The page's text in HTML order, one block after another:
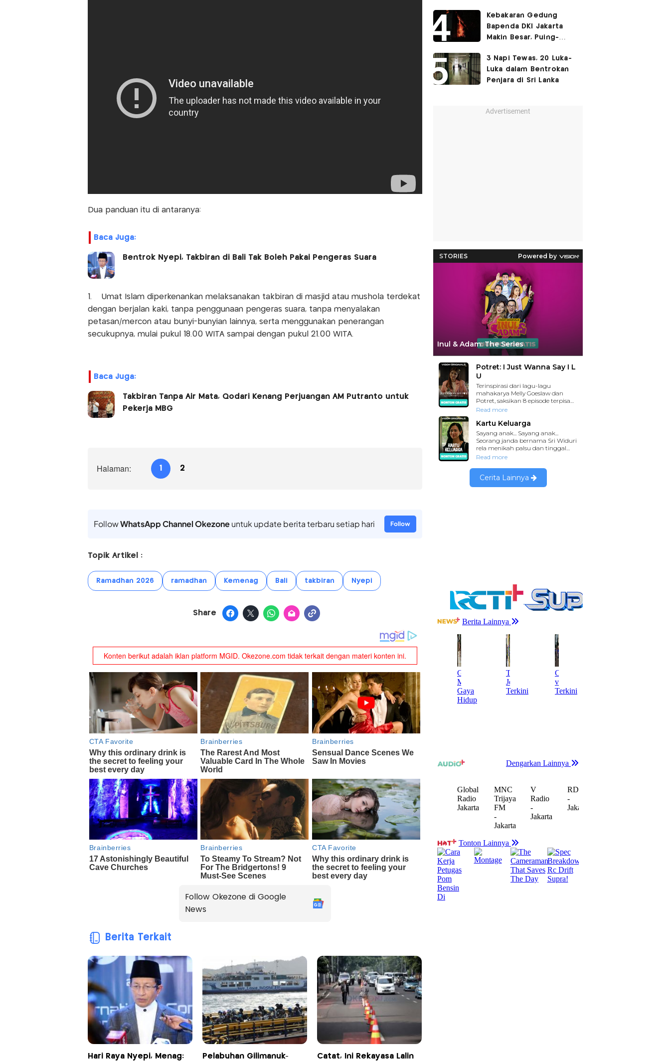
Dua panduan itu di antaranya:
Baca Juga:
Bentrok Nyepi, Takbiran di Bali Tak Boleh Pakai Pengeras Suara
1. Umat Islam diperkenankan melaksanakan takbiran di masjid atau mushola terdekat
dengan berjalan kaki, tanpa penggunaan pengeras suara, tanpa menyalakan
petasan/mercon atau bunyi-bunyian lainnya, serta menggunakan penerangan
secukupnya, mulai pukul 18.00 WITA sampai dengan pukul 21.00 WITA.
Baca Juga:
Takbiran Tanpa Air Mata, Qodari Kenang Perjuangan AM Putranto untuk
Pekerja MBG
Halaman: 1 2
FollowWhatsApp Channel Okezoneuntuk update berita terbaru setiap hari Follow
Topik Artikel :
Ramadhan 2026 ramadhan Kemenag Bali takbiran Nyepi
Share
Follow Okezone di Google
News
Berita Terkait
Hari Raya Nyepi, Menag: Pelabuhan Gilimanuk- Catat, Ini Rekayasa Lalin
Layanan Kesehatan
Kebakaran Gedung
Bapenda DKI Jakarta
Makin Besar, Puing-
3 Napi Tewas, 20 Luka-
Luka dalam Bentrokan
Penjara di Sri Lanka
Advertisement